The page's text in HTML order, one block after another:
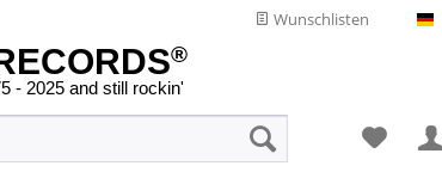
Wunschlisten
®
- 2025 and still rockin'